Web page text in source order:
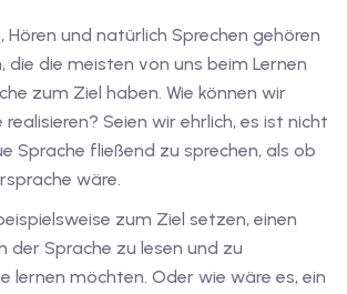
Hören und natürlich Sprechen gehören
die die meisten von uns beim Lernen
zum Ziel haben. Wie können wir
realisieren? Seien wir ehrlich, es ist nicht
Sprache fließend zu sprechen, als ob
wäre.
zum Ziel setzen, einen
der Sprache zu lesen und zu
lernen möchten. Oder wie wäre es, ein